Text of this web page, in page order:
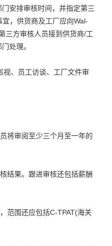
安排审核时间，并指定第三
，供货商及工厂应向Wal-
三方审核人员接到供货商/工
处理。
视、员工访谈、工厂文件审
将审阅至少三个月至一年的
结果。跟进审核还包括薪酬
范围还应包括C-TPAT(海关